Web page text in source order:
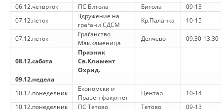
ЗАКОН ЗА ЦКРМ
СТАТУТ НА ЦКРМ
ОРГАНИЗАЦИЈА И РАЗВОЈ
РАКОВОДЕН ОДБОР
06.12.четврток
ПС Битола Битола
09-13
07.12.петок
Здружение на
граѓани СДСМ
Кр.Паланка 10-15
07.12.петок
Граѓанство
Мак.каменица
Делчево 09.30-13.30
08.12.сабота
Празник
Св.Климент
Охрид.
09.12.недела
10.12.понеделник
Економски и
Правен факултет
Центар
10-14
10.12.понеделник
ПС Тетово Тетово
09-13